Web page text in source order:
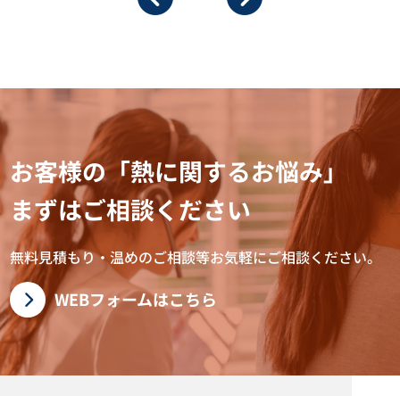
イソテープ ITH型
カタログダウンロード
ジャンクションボックススタン
ド ブラケット アダプター
カタログダウンロード
お客様の「熱に関するお悩み」
まずはご相談ください
無料見積もり・温めのご相談等お気軽にご相談ください。
WEBフォームはこちら